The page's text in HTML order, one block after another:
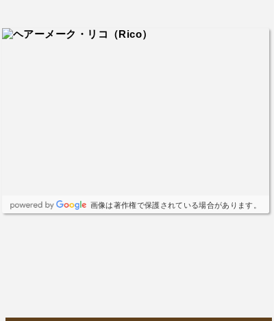
画像は著作権で保護されている場合があります。